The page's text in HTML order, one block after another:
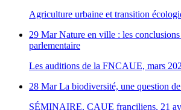
Agriculture urbaine et transition
29 Mar Nature en ville : les
parlementaire
Les auditions de la FNCAUE, mars
28 Mar La biodiversité, une question
SÉMINAIRE, CAUE franciliens, 21